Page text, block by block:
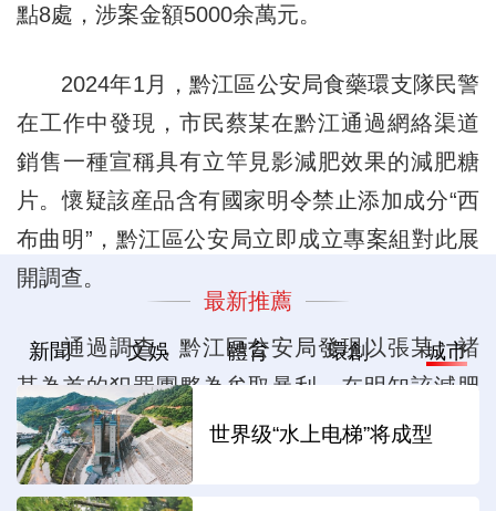
點8處，涉案金額5000余萬元。
2024年1月，黔江區公安局食藥環支隊民警
在工作中發現，市民蔡某在黔江通過網絡渠道
銷售一種宣稱具有立竿見影減肥效果的減肥糖
片。懷疑該産品含有國家明令禁止添加成分“西
布曲明”，黔江區公安局立即成立專案組對此展
開調查。
通過調查，黔江區公安局發現以張某、褚
某為首的犯罪團夥為牟取暴利，在明知該減肥
産品嚴重影響人體健康的情況下，仍然通過網
絡等渠道多級分銷給群眾。
最新推薦
新聞 文娛 體育 環創 城市
世界级“水上电梯”将成型